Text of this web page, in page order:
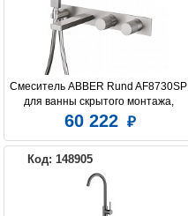
Смеситель ABBER Rund AF8730SP
для ванны скрытого монтажа,
сатин
60 222
Код: 148905